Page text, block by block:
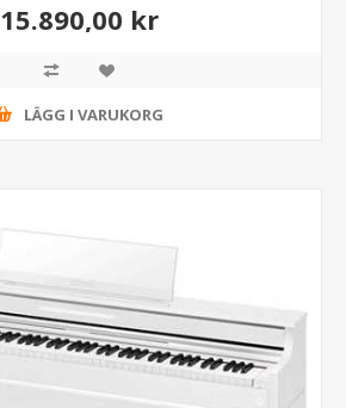
15.890,00 kr
LÄGG I VARUKORG